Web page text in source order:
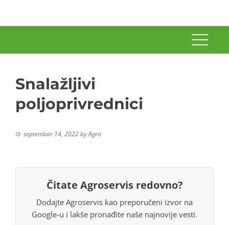
Snalažljivi
poljoprivrednici
septembar 14, 2022byAgro
Čitate Agroservis redovno?
Dodajte Agroservis kao preporučeni izvor na
Google-u i lakše pronađite naše najnovije vesti.